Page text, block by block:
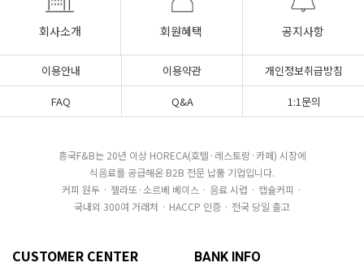
회사소개 회원혜택 공지사항
이용안내 이용약관
개인정보취급방침
FAQ
Q&A 1:1문의
흥국F&B는 20년 이상 HORECA(호텔·레스토랑·카페) 시장에
식음료를 공급해온 B2B 전문 납품 기업입니다.
커피 원두 · 젤라또·소르베 베이스 · 음료 시럽 · 캡슐커피 ·
국내외 300여 거래처 · HACCP 인증 · 전국 당일 출고
CUSTOMER CENTER BANK INFO